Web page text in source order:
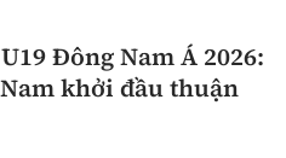
Đông Nam Á 2026:
khởi đầu thuận